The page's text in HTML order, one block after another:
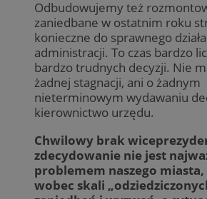
Odbudowujemy też
zaniedbane w ostatnim roku
konieczne do sprawnego
administracji. To czas bardzo
bardzo trudnych decyzji. Nie
żadnej stagnacji, ani o żadnym
nieterminowym wydawaniu
kierownictwo urzędu.
Chwilowy brak
zdecydowanie nie jest
problemem naszego miasta,
wobec skali